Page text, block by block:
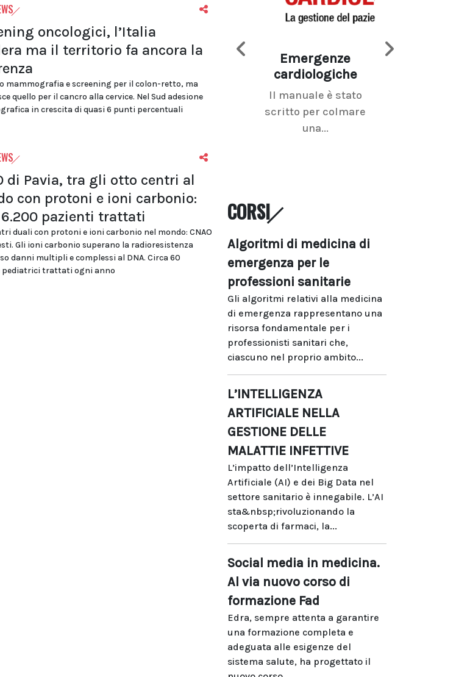
oncologici, l’Italia
ma il territorio fa ancora la
mammografia e screening per il colon-retto, ma
quello per il cancro alla cervice. Nel Sud adesione
in crescita di quasi 6 punti percentuali
di Pavia, tra gli otto centri al
con protoni e ioni carbonio:
pazienti trattati
duali con protoni e ioni carbonio nel mondo: CNAO
Gli ioni carbonio superano la radioresistenza
danni multipli e complessi al DNA. Circa 60
pediatrici trattati ogni anno
Emergenze
cardiologiche
Il manuale è stato
scritto per colmare
una...
CORSI
Algoritmi di medicina di
emergenza per le
professioni sanitarie
Gli algoritmi relativi alla medicina
di emergenza rappresentano una
risorsa fondamentale per i
professionisti sanitari che,
ciascuno nel proprio ambito...
L’INTELLIGENZA
ARTIFICIALE NELLA
GESTIONE DELLE
MALATTIE INFETTIVE
L’impatto dell’Intelligenza
Artificiale (AI) e dei Big Data nel
settore sanitario è innegabile. L’AI
sta&nbsp;rivoluzionando la
scoperta di farmaci, la...
Social media in medicina.
Al via nuovo corso di
formazione Fad
Edra, sempre attenta a garantire
una formazione completa e
adeguata alle esigenze del
sistema salute, ha progettato il